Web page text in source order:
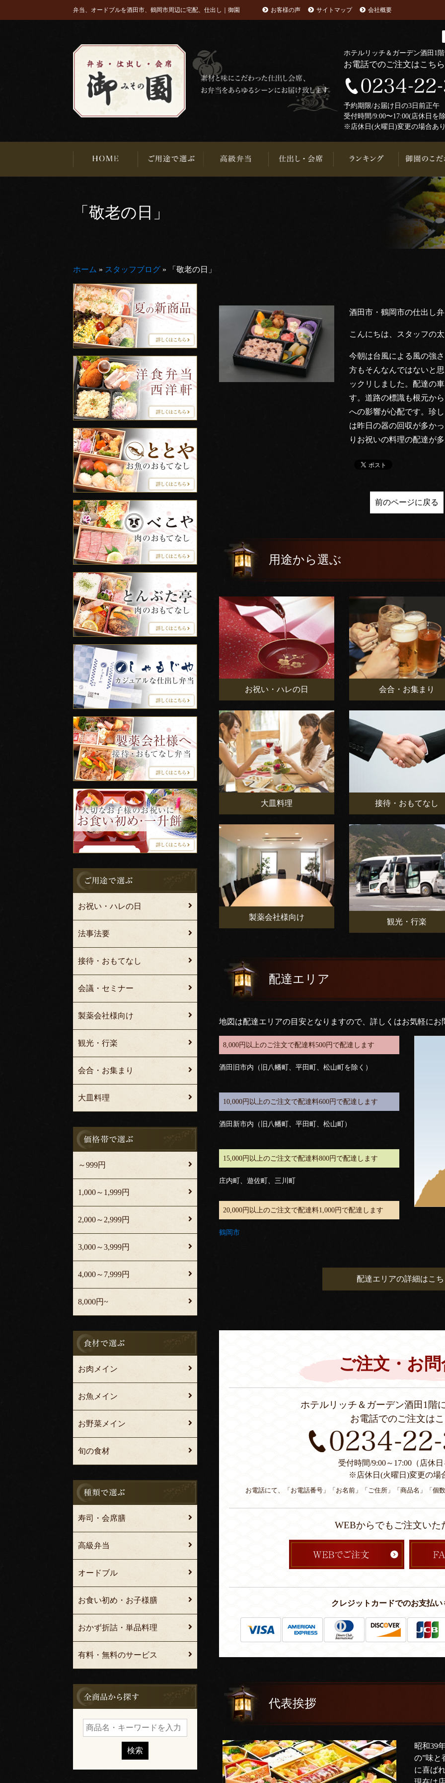
弁当、オードブルを酒田市、鶴岡市周辺に宅配、仕出し｜御園 お客様の声 サイトマップ 会社概要
ホテルリッチ＆ガーデン酒田1
お電話でのご注文はこち
予約期限/お届け日の3日前正
受付時間/9:00〜17:00(店休日を
※店休日(火曜日)変更の場合あ
「敬老の日」
ホーム » スタッフブログ » 「敬老の日」
酒田市・鶴岡市の仕出し
こんにちは、スタッフの
今朝は台風による風の強
方もそんなんではないと
ックリしました。配達の
す。道路の標識も根元か
への影響が心配です。珍
は昨日の器の回収が多か
りお祝いの料理の配達が
前のページに戻る
用途から選ぶ
お祝い・ハレの日 会合・お集まり
大皿料理 接待・おもてなし
製薬会社様向け
観光・行楽
配達エリア
地図は配達エリアの目安となりますので、詳しくはお気軽にお
8,000円以上のご注文で配達料500円で配達します
酒田旧市内（旧八幡町、平田町、松山町を除く）
10,000円以上のご注文で配達料600円で配達します
酒田新市内（旧八幡町、平田町、松山町）
15,000円以上のご注文で配達料800円で配達します
庄内町、遊佐町、三川町
20,000円以上のご注文で配達料1,000円で配達します
鶴岡市
配達エリアの詳細はこ
ご注文・お問
ホテルリッチ＆ガーデン酒田1階
お電話でのご注文は
受付時間/9:00～17:00（店休
※店休日(火曜日)変更の場
お電話にて、「お電話番号」「お名前」「ご住所」「商品名」「個
WEBからでもご注文いた
クレジットカードでのお支払い
代表挨拶
昭和39
の”味と
に喜ば
お祝い・ハレの日
法事法要
接待・おもてなし
会議・セミナー
製薬会社様向け
観光・行楽
会合・お集まり
大皿料理
～999円
1,000～1,999円
2,000～2,999円
3,000～3,999円
4,000～7,999円
8,000円~
お肉メイン
お魚メイン
お野菜メイン
旬の食材
寿司・会席膳
高級弁当
オードブル
お食い初め・お子様膳
おかず折詰・単品料理
有料・無料のサービス